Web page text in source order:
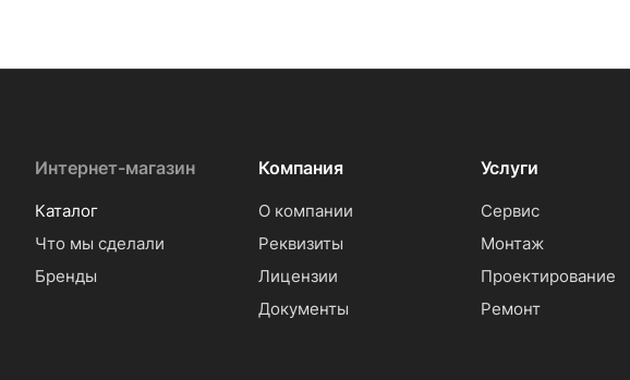
Интернет-магазин
Каталог
Что мы сделали
Бренды
Компания
О компании
Реквизиты
Лицензии
Документы
Услуги
Сервис
Монтаж
Проектирование
Ремонт